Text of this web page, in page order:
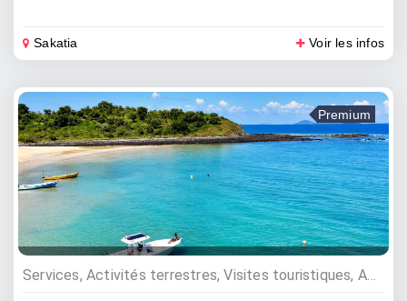
Sakatia Voir les infos
Premium